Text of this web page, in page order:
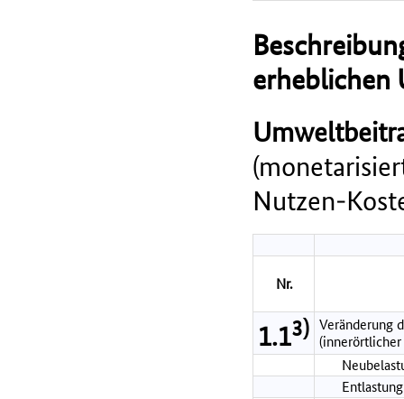
erheblichen
Nutzen-
Nr.
1.13) Veränderung
Entlastung